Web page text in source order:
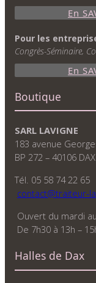
En
Pour les
Congrès-Séminaire,
En
Boutique
SARL LAVIGNE
183 avenue
BP 272 – 40106
Tél. 05 58 74 22 65
contact@traiteur-
Ouvert du mardi
De 7h30 à 13h –
Halles de Dax